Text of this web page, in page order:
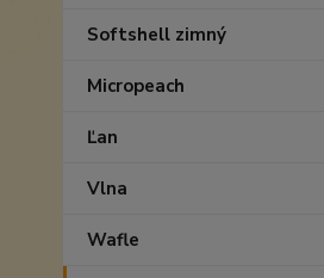
Softshell zimný
Micropeach
Ľan
Vlna
Wafle